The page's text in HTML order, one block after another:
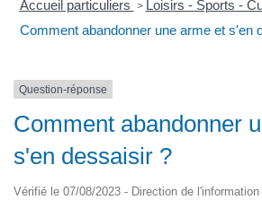
Accueil particuliers > Loisirs - Sports -
Comment abandonner une arme et s'en
Question-réponse
Comment abandonner
s'en dessaisir ?
Vérifié le 07/08/2023 - Direction de